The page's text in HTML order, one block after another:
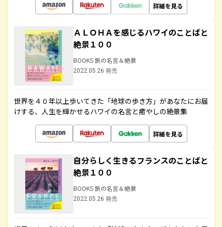
詳細を見る
ＡＬＯＨＡを感じるハワイのことばと
絶景１００
BOOKS 旅の名言＆絶景
2022.05.26 発売
世界を４０年以上歩いてきた「地球の歩き方」があなたにお届
けする、人生を輝かせるハワイの名言と癒やしの絶景集
詳細を見る
自分らしく生きるフランスのことばと
絶景１００
BOOKS 旅の名言＆絶景
2022.05.26 発売